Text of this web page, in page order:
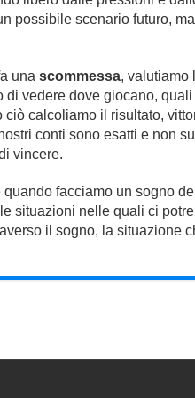
possibile scenario futuro,
una scommessa, valutiamo
di vedere dove giocano,
calcoliamo il risultato,
conti sono esatti e non
vincere.
quando facciamo un sogno
situazioni nelle quali ci
il sogno, la situazione